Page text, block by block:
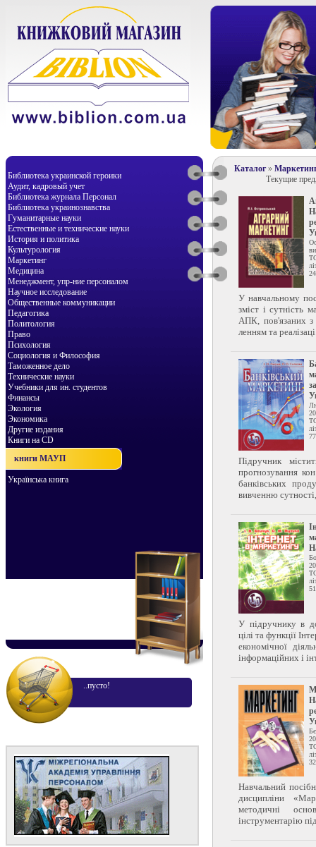
Библиотека украинской героики
Аудит, кадровый учет
Библиотека журнала Персонал
Библиотека украинознавства
Гуманитарные науки
Естественные и технические науки
История и политика
Культурология
Маркетинг
Медицина
Менеджмент, упр-ние персоналом
Научное исследование
Общественные коммуникации
Педагогика
Политология
Право
Психология
Социология и Философия
Таможенное дело
Технические науки
Учебники для ин. студентов
Финансы
Экология
Экономика
Другие издания
Книги на CD
книги МАУП
Українська книга
..пусто!
Каталог»
Текущие
У навчальному
зміст і сутність
АПК, пов'язаних з
ленням та
Підручник
прогнозування
банківських
вивченню
У підручнику в
цілі та функції
економічної
інформаційних і
Навчальний
дисципліни
методичні
інструментарію